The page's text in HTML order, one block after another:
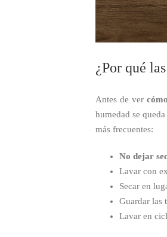
¿Por qué
Antes de ver
humedad se
más frecuentes:
No dejar
Lavar con
Secar en
Guardar las
Lavar en